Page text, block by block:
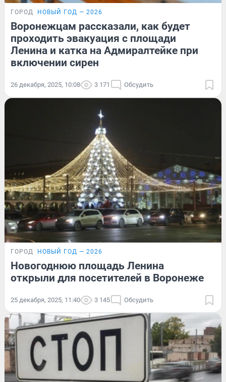
ГОРОД НОВЫЙ ГОД — 2026
Воронежцам рассказали, как будет
проходить эвакуация с площади
Ленина и катка на Адмиралтейке при
включении сирен
26 декабря, 2025, 10:08 3 171 Обсудить
ГОРОД НОВЫЙ ГОД — 2026
Новогоднюю площадь Ленина
открыли для посетителей в Воронеже
25 декабря, 2025, 11:40 3 145 Обсудить